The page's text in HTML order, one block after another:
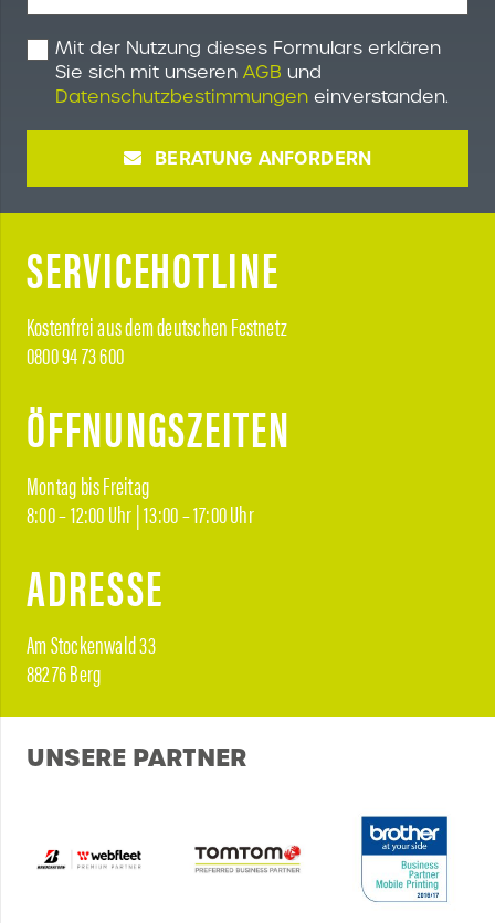
Mit der Nutzung dieses Formulars erklären
Sie sich mit unseren AGB und
Datenschutzbestimmungen einverstanden.
BERATUNG ANFORDERN
SERVICEHOTLINE
Kostenfrei aus dem deutschen Festnetz
0800 94 73 600
ÖFFNUNGSZEITEN
Montag bis Freitag
8:00 – 12:00 Uhr | 13:00 – 17:00 Uhr
ADRESSE
Am Stockenwald 33
88276 Berg
UNSERE PARTNER